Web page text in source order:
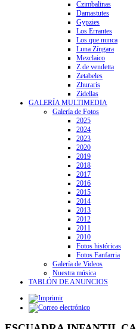
Czimbalinas
Damastutes
Gypzies
Los Errantes
Los que nunca
Luna Zíngara
Mezclaico
Z de vendetta
Zetabeles
Zhuraris
Zidellas
GALERÍA MULTIMEDIA
Galería de Fotos
2025
2024
2023
2020
2019
2018
2017
2016
2015
2014
2013
2012
2011
2010
Fotos históricas
Fotos Fanfarria
Galería de Videos
Nuestra música
TABLÓN DE ANUNCIOS